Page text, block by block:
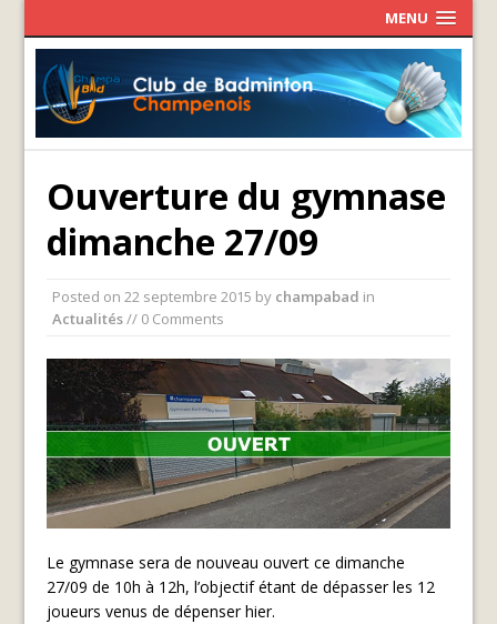
MENU
Ouverture du gymnase
dimanche 27/09
Posted on22 septembre 2015 by champabad in
Actualités// 0 Comments
Le gymnase sera de nouveau ouvert ce dimanche
27/09 de 10h à 12h, l’objectif étant de dépasser les 12
joueurs venus de dépenser hier.